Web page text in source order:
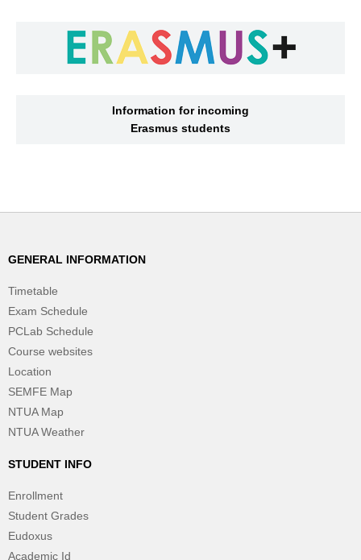
Information for incoming
Erasmus students
GENERAL INFORMATION
Timetable
Exam Schedule
PCLab Schedule
Course websites
Location
SEMFE Map
NTUA Map
NTUA Weather
STUDENT INFO
Enrollment
Student Grades
Eudoxus
Academic Id